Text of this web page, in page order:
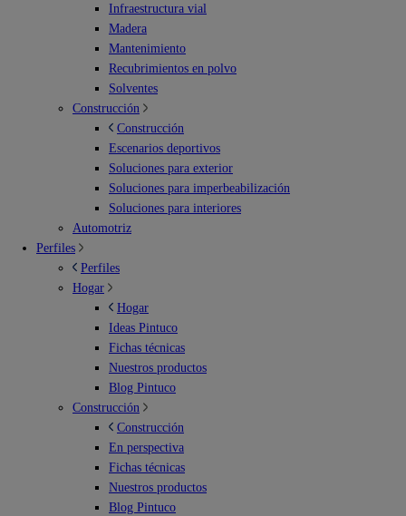
Infraestructura vial
Madera
Mantenimiento
Recubrimientos en polvo
Solventes
Construcción
Construcción
Escenarios deportivos
Soluciones para exterior
Soluciones para imperbeabilización
Soluciones para interiores
Automotriz
Perfiles
Perfiles
Hogar
Hogar
Ideas Pintuco
Fichas técnicas
Nuestros productos
Blog Pintuco
Construcción
Construcción
En perspectiva
Fichas técnicas
Nuestros productos
Blog Pintuco